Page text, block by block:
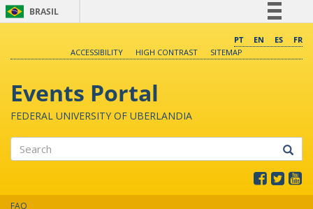
BRASIL
Comunica BR
Canais
PT EN ES
FR
ACCESSIBILITY
HIGH CONTRAST SITEMAP
Events Portal
FEDERAL UNIVERSITY OF UBERLANDIA
FAQ